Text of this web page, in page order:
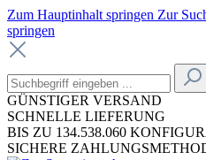
Zum Hauptinhalt springen Zur
springen
GÜNSTIGER VERSAND
SCHNELLE LIEFERUNG
BIS ZU 134.538.060
SICHERE